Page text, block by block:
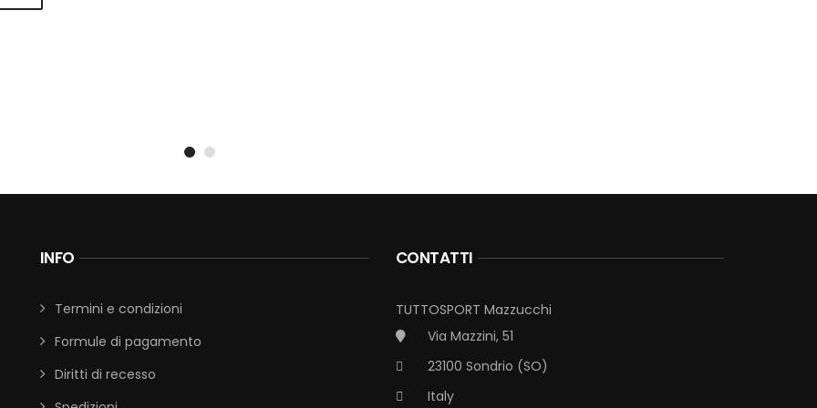
INFO
Termini e condizioni
Formule di pagamento
Diritti di recesso
CONTATTI
TUTTOSPORT Mazzucchi
Via Mazzini, 51
23100 Sondrio (SO)
Italy